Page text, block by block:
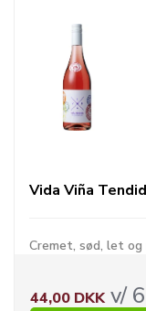
Vida Viña
Cremet, sød, let
44,00 DKKv/